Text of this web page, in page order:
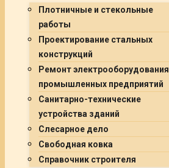
Плотничные и стекольные
работы
Проектирование стальных
конструкций
Ремонт электрооборудования
промышленных предприятий
Санитарно-технические
устройства зданий
Слесарное дело
Свободная ковка
Справочник строителя